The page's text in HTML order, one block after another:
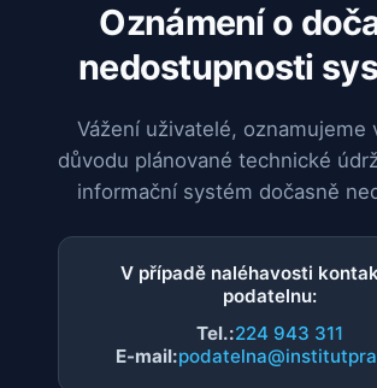
Oznámení o
nedostupnosti
Vážení uživatelé, oznamujeme
důvodu plánované technické
informační systém dočasně
V případě naléhavosti
podatelnu:
Tel.:224 943 311
E-mail: